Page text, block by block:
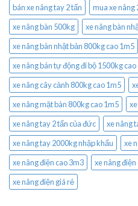
bán xe nâng tay 2 tấn
mua xe nâng
xe nâng bàn 500kg
xe nâng bàn
xe nâng bàn nhật bản 800kg cao 1m5
xe nâng bán tự động đi bộ 1500kg cao
xe nâng cây cảnh 800kg cao 1m5
xe nâng mặt bàn 800kg cao 1m5
xe nâng tay 2 tấn của đức
xe nâng
xe nâng tay 2000kg nhập khẩu
xe
xe nâng điện cao 3m3
xe nâng
xe nâng điện giá rẻ